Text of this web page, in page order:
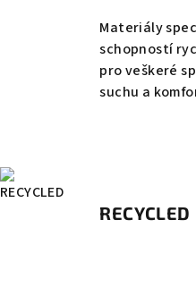
Materiály
schopností
pro veškeré
suchu a
RECYCLED